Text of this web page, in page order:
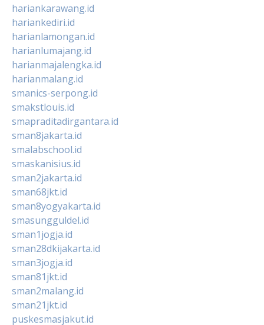
hariankarawang.id
hariankediri.id
harianlamongan.id
harianlumajang.id
harianmajalengka.id
harianmalang.id
smanics-serpong.id
smakstlouis.id
smapraditadirgantara.id
sman8jakarta.id
smalabschool.id
smaskanisius.id
sman2jakarta.id
sman68jkt.id
sman8yogyakarta.id
smasungguldel.id
sman1jogja.id
sman28dkijakarta.id
sman3jogja.id
sman81jkt.id
sman2malang.id
sman21jkt.id
puskesmasjakut.id